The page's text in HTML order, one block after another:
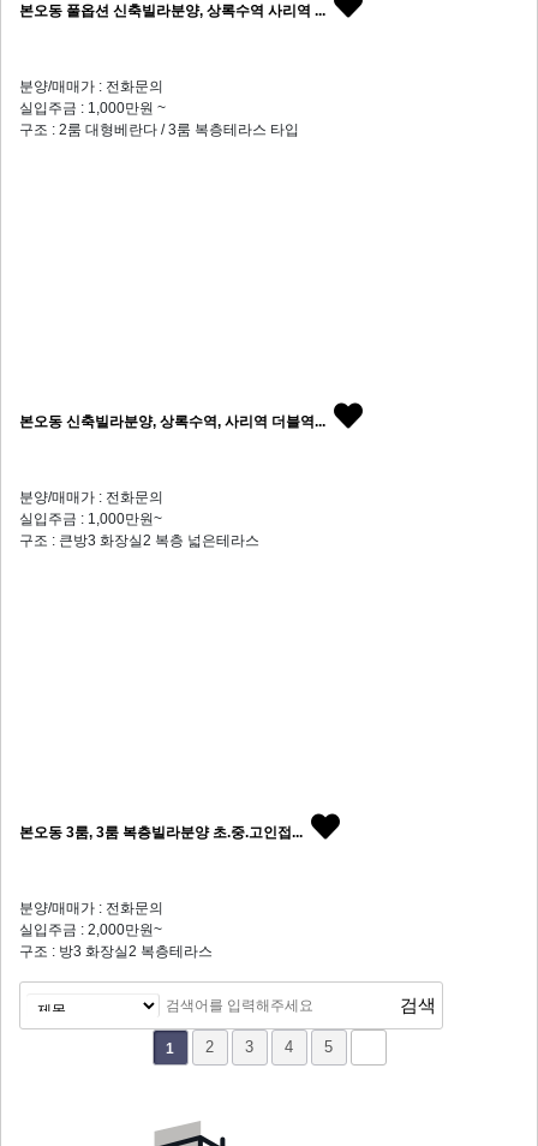
본오동 풀옵션 신축빌라분양, 상록수역 사리역 ...
분양/매매가 : 전화문의
실입주금 : 1,000만원 ~
구조 : 2룸 대형베란다 / 3룸 복층테라스 타입
본오동 신축빌라분양, 상록수역, 사리역 더블역...
분양/매매가 : 전화문의
실입주금 : 1,000만원~
구조 : 큰방3 화장실2 복층 넓은테라스
본오동 3룸, 3룸 복층빌라분양 초.중.고인접...
분양/매매가 : 전화문의
실입주금 : 2,000만원~
구조 : 방3 화장실2 복층테라스
1 2 3 4 5